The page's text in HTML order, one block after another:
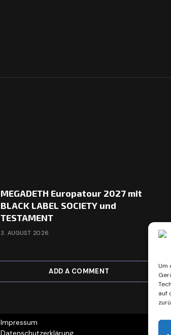
Um
auf
MEGADETH Europatour 2027 mit
BLACK LABEL SOCIETY und
TESTAMENT
3. AUGUST 2026
ADD A COMMENT
Impressum